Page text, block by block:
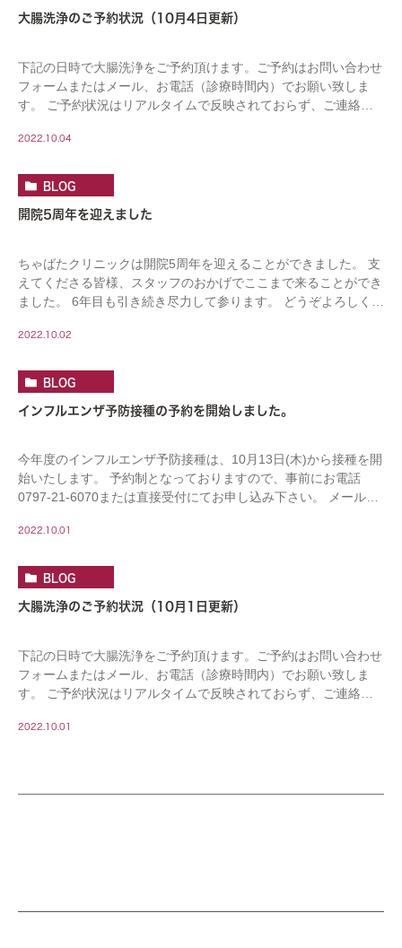
大腸洗浄のご予約状況（10月4日更新）
下記の日時で大腸洗浄をご予約頂けます。ご予約はお問い合わせ
フォームまたはメール、お電話（診療時間内）でお願い致しま
す。 ご予約状況はリアルタイムで反映されておらず、ご連絡頂
2022.10.04
BLOG
開院5周年を迎えました
ちゃばたクリニックは開院5周年を迎えることができました。 支
えてくださる皆様、スタッフのおかげでここまで来ることができ
ました。 6年目も引き続き尽力して参ります。 どうぞよろしくお
2022.10.02
BLOG
インフルエンザ予防接種の予約を開始しました。
今年度のインフルエンザ予防接種は、10月13日(木)から接種を開
始いたします。 予約制となっておりますので、事前にお電話
0797-21-6070または直接受付にてお申し込み下さい。 メール
2022.10.01
BLOG
大腸洗浄のご予約状況（10月1日更新）
下記の日時で大腸洗浄をご予約頂けます。ご予約はお問い合わせ
フォームまたはメール、お電話（診療時間内）でお願い致しま
す。 ご予約状況はリアルタイムで反映されておらず、ご連絡頂
2022.10.01